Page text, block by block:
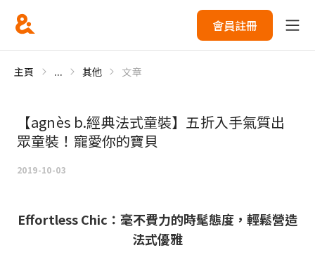
會員註冊
主頁 ... 其他 文章
【agnès b.經典法式童裝】五折入手氣質出
眾童裝！寵愛你的寶貝
2019-10-03
Effortless Chic：毫不費力的時髦態度，輕鬆營造
法式優雅